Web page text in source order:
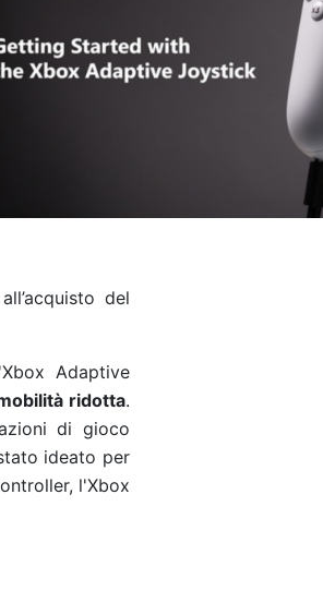
del
Adaptive
ridotta.
di gioco
ideato per
l'Xbox